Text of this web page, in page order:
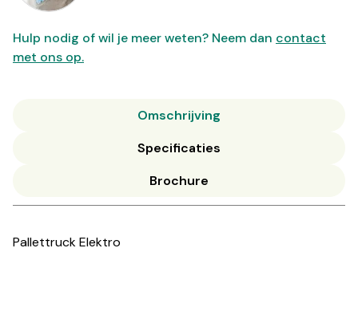
Hulp nodig of wil je meer weten? Neem dan contact
met ons op.
Omschrijving
Specificaties
Brochure
Pallettruck Elektro